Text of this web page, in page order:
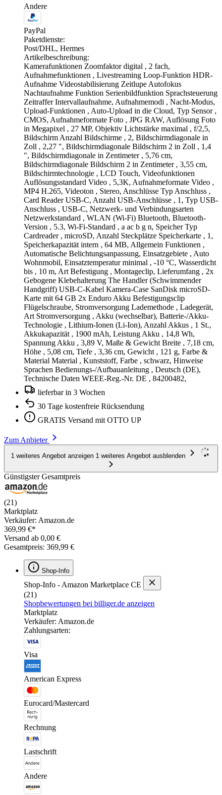
Andere
PayPal
Paketdienste:
Post/DHL, Hermes
Artikelbeschreibung:
Kamerafunktionen Zoomfaktor digital , 2 fach,
Aufnahmefunktionen , Livestreaming Loop-Funktion HDR-
Aufnahme Videostabilisierung Zeitlupe Autofokus
Nachtaufnahme Funktion Serienbildfunktion Sprachsteuerung
Zeitraffer Intervallaufnahme, Aufnahmemodi , Nacht-Modus,
Upload-Funktionen , Auto-Upload in die Cloud, Typ Sensor ,
CMOS, Aufnahmeformate Foto , JPG RAW, Auflösung Foto
in Megapixel , 27 MP, Objektiv Lichtstärke maximal , f/2,5,
Bildschirm Anzahl Bildschirme , 2, Bildschirmdiagonale in
Zoll , 2,27 ", Bildschirmdiagonale Bildschirm 2 in Zoll , 1,4
", Bildschirmdiagonale in Zentimeter , 5,76 cm,
Bildschirmdiagonale Bildschirm 2 in Zentimeter , 3,55 cm,
Bildschirmtechnologie , LCD Touch, Videofunktionen
Auflösungsstandard Video , 5,3K, Aufnahmeformate Video ,
MP4 H.265, Videoton , Stereo, Anschlüsse Typ Anschluss ,
Card Reader USB-C, Anzahl USB-Anschlüsse , 1, Typ USB-
Anschluss , USB-C, Netzwerk- und Verbindungsarten
Netzwerkstandard , WLAN (Wi-Fi) Bluetooth, Bluetooth-
Version , 5.3, Wi-Fi-Standard , a ac b g n, Speicher Typ
Cardreader , microSD, Anzahl Steckplätze Speicherkarte , 1,
Speicherkapazität intern , 64 MB, Allgemein Funktionen ,
Automatische Belichtungsanpassung, Einsatzgebiete , Auto
Wohnmobil, Einsatztemperatur minimal , -10 °C, Wasserdicht
bis , 10 m, Art Befestigung , Montageclip, Lieferumfang , 2x
Gebogene Klebehalterung The Handler (Schwimmender
Handgriff) USB-C-Kabel Kamera-Case SanDisk microSD-
Karte mit 64 GB 2x Enduro Akku Befestigungsclip
Flügelschraube, Stromversorgung Lademethode , Ladegerät,
Art Stromversorgung , Akku (wechselbar), Batterie-/Akku-
Technologie , Lithium-Ionen (Li-Ion), Anzahl Akkus , 1 St.,
Akkukapazität , 1900 mAh, Leistung Akku , 14,8 Wh,
Spannung Akku , 3,89 V, Maße & Gewicht Breite , 7,18 cm,
Höhe , 5,08 cm, Tiefe , 3,36 cm, Gewicht , 121 g, Farbe &
Material Material , Kunststoff, Farbe , schwarz, Hinweise
Sprachen Bedienungs-/Aufbauanleitung , Deutsch (DE),
Technische Daten WEEE-Reg.-Nr. DE , 84200482,
lieferbar in 3 Wochen
30 Tage kostenfreie Rücksendung
GRATIS Versand mit OTTO UP
Zum Anbieter
1 weiteres Angebot anzeigen 1 weiteres Angebot ausblenden
Günstigster Gesamtpreis
(21)
Marktplatz
Verkäufer: Amazon.de
369,99 €*
Versand ab 0,00 €
Gesamtpreis: 369,99 €
Shop-Info
Shop-Info - Amazon Marketplace CE
(21)
Shopbewertungen bei billiger.de anzeigen
Marktplatz
Verkäufer: Amazon.de
Zahlungsarten:
Visa
American Express
Eurocard/Mastercard
Rechnung
Lastschrift
Andere